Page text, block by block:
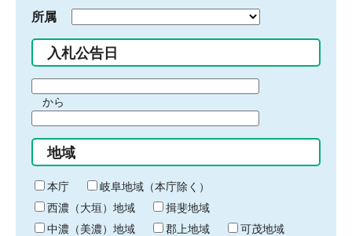
所属
入札公告日
間
始
り
から
間
終
わ
り
地域
本庁
岐阜地域（本庁除く）
西濃（大垣）地域
揖斐地域
中濃（美濃）地域
郡上地域
可茂地域